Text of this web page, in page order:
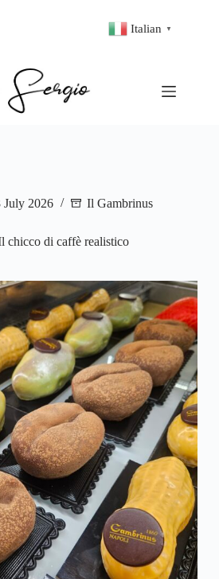
Italian ▼
July 2026 Il Gambrinus
chicco di caffè realistico